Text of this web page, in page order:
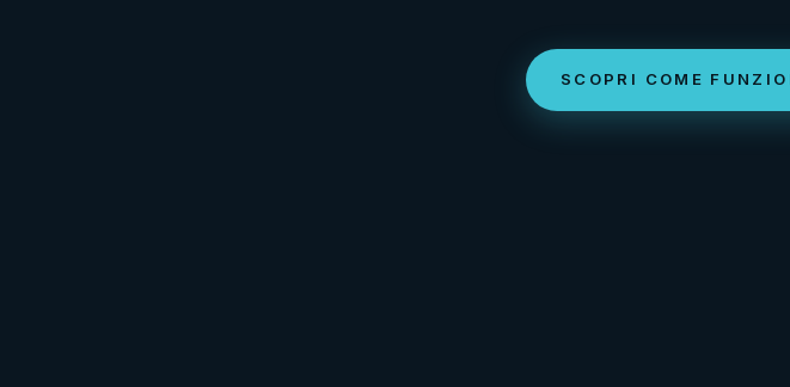
SCOPRI COME